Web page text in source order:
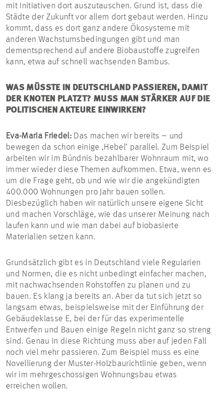
mit Initiativen dort auszutauschen. Grund ist, dass die
Städte der Zukunft vor allem dort gebaut werden. Hinzu
kommt, dass es dort ganz andere Ökosysteme mit
anderen Wachstumsbedingungen gibt und man
dementsprechend auf andere Biobaustoffe zugreifen
kann, etwa auf schnell wachsenden Bambus.
WAS MÜSSTE IN DEUTSCHLAND PASSIEREN, DAMIT
DER KNOTEN PLATZT? MUSS MAN STÄRKER AUF DIE
POLITISCHEN AKTEURE EINWIRKEN?
Eva-Maria Friedel: Das machen wir bereits – und
bewegen da schon einige ‚Hebel‘ parallel. Zum Beispiel
arbeiten wir im Bündnis bezahlbarer Wohnraum mit, wo
immer wieder diese Themen aufkommen. Etwa, wenn es
um die Frage geht, ob und wie wir die angekündigten
400.000 Wohnungen pro Jahr bauen sollen.
Diesbezüglich haben wir natürlich unsere eigene Sicht
und machen Vorschläge, wie das unserer Meinung nach
laufen kann und wie man dabei auf biobasierte
Materialien setzen kann.
Grundsätzlich gibt es in Deutschland viele Regularien
und Normen, die es nicht unbedingt einfacher machen,
mit nachwachsenden Rohstoffen zu planen und zu
bauen. Es klang ja bereits an. Aber da tut sich jetzt so
langsam etwas, beispielsweise mit der Einführung der
Gebäudeklasse E, bei der für das experimentelle
Entwerfen und Bauen einige Regeln nicht ganz so streng
sind. Genau in diese Richtung muss aber auf jeden Fall
noch viel mehr passieren. Zum Beispiel muss es eine
Novellierung der Muster-Holzbaurichtlinie geben, wenn
wir im mehrgeschossigen Wohnungsbau etwas
erreichen wollen.